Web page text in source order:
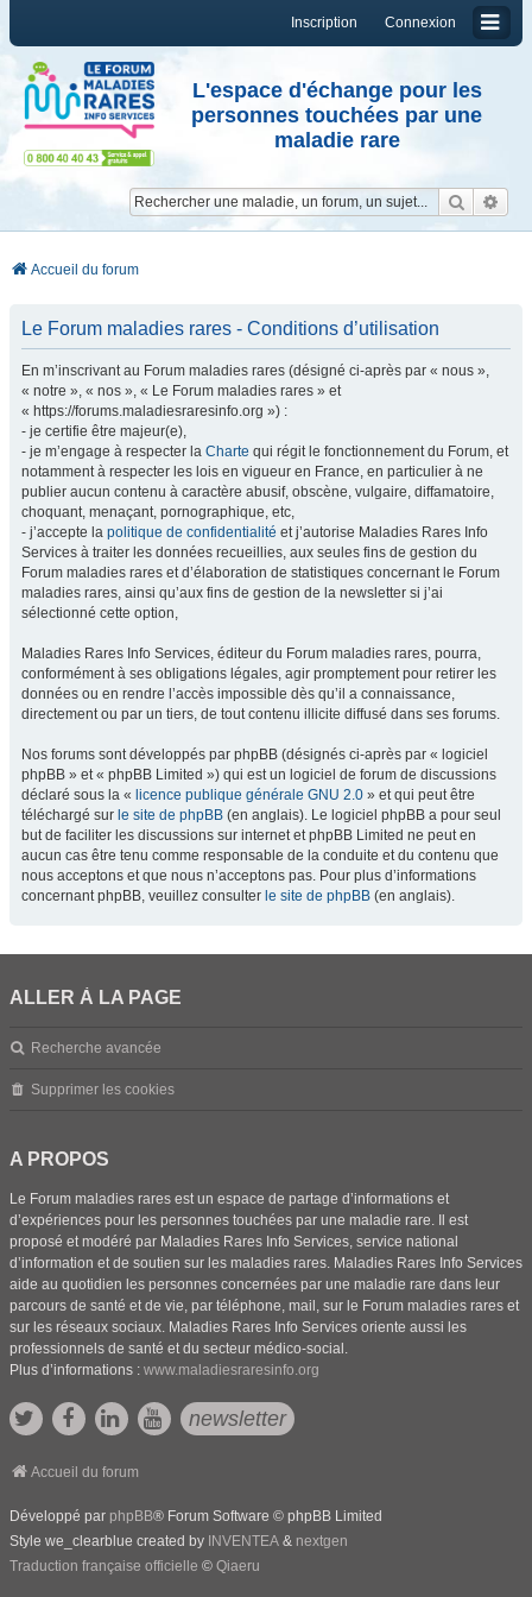
Connexion
Inscription
L'espace d'échange pour les
personnes touchées par une
maladie rare
Accueil du forum
Le Forum maladies rares - Conditions d’utilisation
En m’inscrivant au Forum maladies rares (désigné ci-après par « nous »,
« notre », « nos », « Le Forum maladies rares » et
« https://forums.maladiesraresinfo.org ») :
- je certifie être majeur(e),
- je m’engage à respecter la Charte qui régit le fonctionnement du Forum, et
notamment à respecter les lois en vigueur en France, en particulier à ne
publier aucun contenu à caractère abusif, obscène, vulgaire, diffamatoire,
choquant, menaçant, pornographique, etc,
- j’accepte la politique de confidentialité et j’autorise Maladies Rares Info
Services à traiter les données recueillies, aux seules fins de gestion du
Forum maladies rares et d’élaboration de statistiques concernant le Forum
maladies rares, ainsi qu’aux fins de gestion de la newsletter si j’ai
sélectionné cette option,
Maladies Rares Info Services, éditeur du Forum maladies rares, pourra,
conformément à ses obligations légales, agir promptement pour retirer les
données ou en rendre l’accès impossible dès qu’il a connaissance,
directement ou par un tiers, de tout contenu illicite diffusé dans ses forums.
Nos forums sont développés par phpBB (désignés ci-après par « logiciel
phpBB » et « phpBB Limited ») qui est un logiciel de forum de discussions
déclaré sous la « licence publique générale GNU 2.0 » et qui peut être
téléchargé sur le site de phpBB (en anglais). Le logiciel phpBB a pour seul
but de faciliter les discussions sur internet et phpBB Limited ne peut en
aucun cas être tenu comme responsable de la conduite et du contenu que
nous acceptons et que nous n’acceptons pas. Pour plus d’informations
concernant phpBB, veuillez consulter le site de phpBB (en anglais).
ALLER À LA PAGE
Recherche avancée
Supprimer les cookies
A PROPOS
Le Forum maladies rares est un espace de partage d’informations et
d’expériences pour les personnes touchées par une maladie rare. Il est
proposé et modéré par Maladies Rares Info Services, service national
d’information et de soutien sur les maladies rares. Maladies Rares Info Services
aide au quotidien les personnes concernées par une maladie rare dans leur
parcours de santé et de vie, par téléphone, mail, sur le Forum maladies rares et
sur les réseaux sociaux. Maladies Rares Info Services oriente aussi les
professionnels de santé et du secteur médico-social.
Plus d’informations : www.maladiesraresinfo.org
newsletter
Accueil du forum
Développé par phpBB® Forum Software © phpBB Limited
Style we_clearblue created by INVENTEA & nextgen
Traduction française officielle © Qiaeru